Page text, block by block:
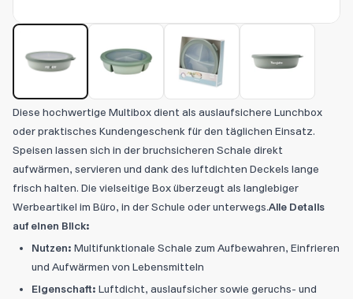
Diese hochwertige Multibox dient als auslaufsichere Lunchbox
oder praktisches Kundengeschenk für den täglichen Einsatz.
Speisen lassen sich in der bruchsicheren Schale direkt
aufwärmen, servieren und dank des luftdichten Deckels lange
frisch halten. Die vielseitige Box überzeugt als langlebiger
Werbeartikel im Büro, in der Schule oder unterwegs.Alle Details
auf einen Blick:
Nutzen: Multifunktionale Schale zum Aufbewahren, Einfrieren
und Aufwärmen von Lebensmitteln
Eigenschaft: Luftdicht, auslaufsicher sowie geruchs- und